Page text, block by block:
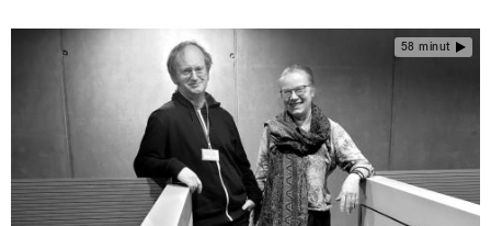
58 minut